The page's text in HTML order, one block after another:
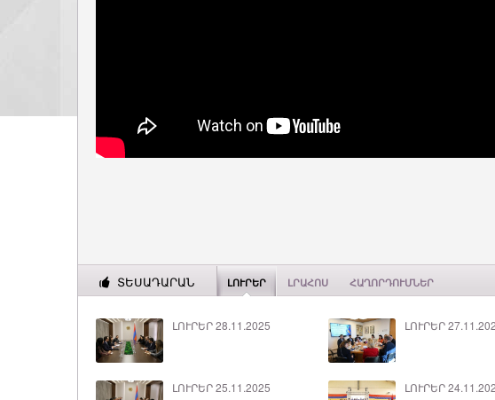
ՏԵՍԱԴԱՐԱՆ ԼՈՒՐԵՐ ԼՐԱՀՈՍ ՀԱՂՈՐԴՈՒՄՆԵՐ
ԼՈՒՐԵՐ 28.11.2025 ԼՈՒՐԵՐ
ԼՈՒՐԵՐ 25.11.2025 ԼՈՒՐԵՐ